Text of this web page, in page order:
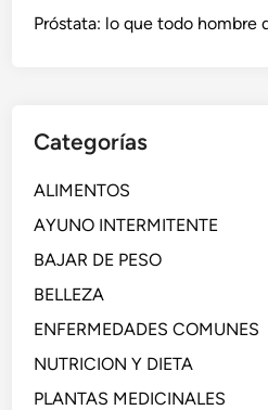
Próstata: lo que todo hombre
Categorías
ALIMENTOS
AYUNO INTERMITENTE
BAJAR DE PESO
BELLEZA
ENFERMEDADES COMUNES
NUTRICION Y DIETA
PLANTAS MEDICINALES